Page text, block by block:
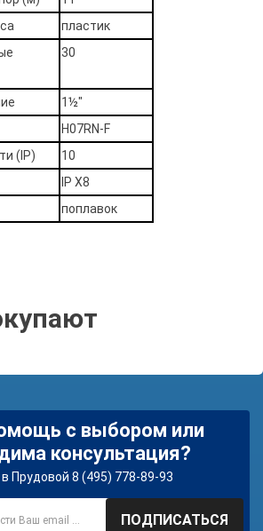
пластик
30
1½"
H07RN-F
(IP)
10
IP X8
поплавок
с выбором или
консультация?
Прудовой 8 (495) 778-89-93
ПОДПИСАТЬСЯ